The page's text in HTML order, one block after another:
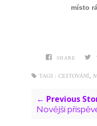
místo
SHARE
TAGS : CESTOVÁNÍ
← Previous
Novější